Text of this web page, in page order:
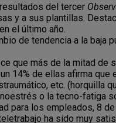
del tercer
y a sus plantillas.
el último año.
de tendencia a la
que más de la mitad
14% de ellas afirma
etc. (horquilla
o la tecno-fatiga
para los empleados, 8
ha sido muy